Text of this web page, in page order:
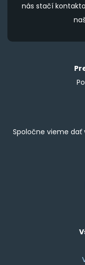
nás stačí
Spoločne vieme